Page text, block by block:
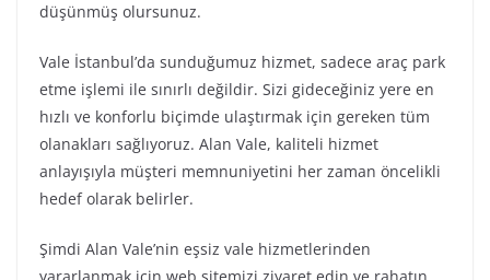
düşünmüş olursunuz.
Vale İstanbul’da sunduğumuz hizmet, sadece araç park
etme işlemi ile sınırlı değildir. Sizi gideceğiniz yere en
hızlı ve konforlu biçimde ulaştırmak için gereken tüm
olanakları sağlıyoruz. Alan Vale, kaliteli hizmet
anlayışıyla müşteri memnuniyetini her zaman öncelikli
hedef olarak belirler.
Şimdi Alan Vale’nin eşsiz vale hizmetlerinden